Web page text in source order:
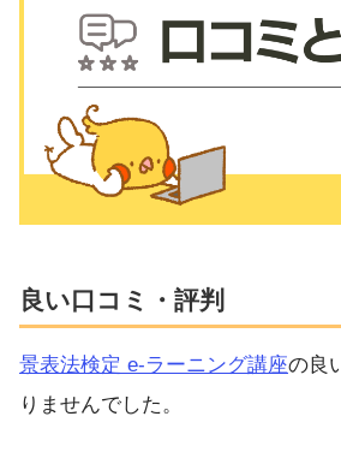
良い口コミ・評判
景表法検定 e-ラーニング講座の良
りませんでした。